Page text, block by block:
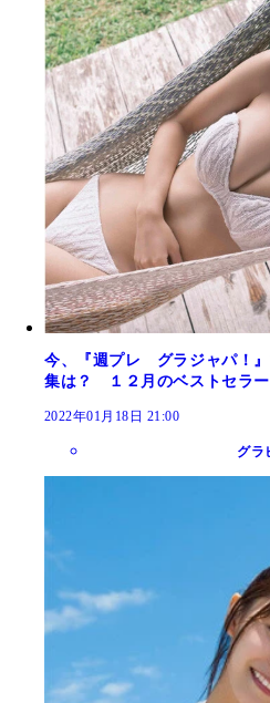
今、『週プレ グラジャパ！
集は？ １２月のベストセラー
2022年01月18日 21:00
グラ